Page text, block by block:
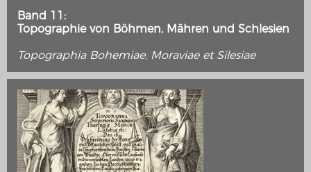
Band 11:
Topographie von Böhmen, Mähren und Schlesien
Topographia Bohemiae, Moraviae et Silesiae